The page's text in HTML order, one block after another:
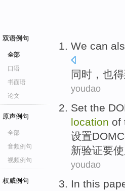
双语例句
全部
口语
书面语
论文
原声例句
全部
音频例句
视频例句
权威例句
We can
同时 ，也得
youdao
Set the
location of
设置
新验证要
youdao
In this